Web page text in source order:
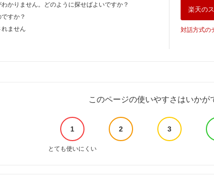
かりません。どのように探せばよいですか？
すか？
ません
楽天の
対話方式の
このページの使いやすさはいかが
1 2 3
とても使いにくい